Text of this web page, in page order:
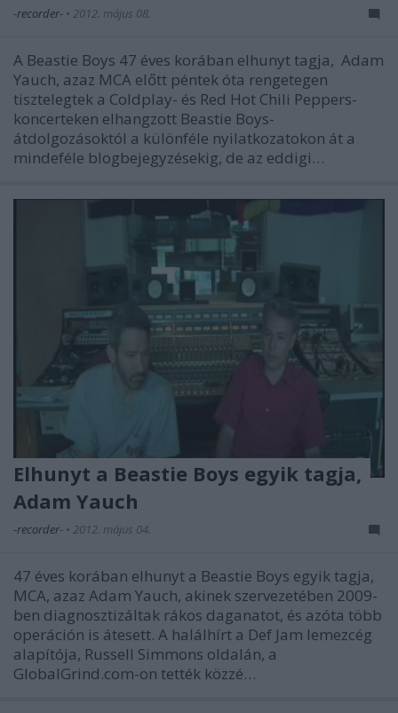
-recorder- • 2012. május 08.
A Beastie Boys 47 éves korában elhunyt tagja, Adam
Yauch, azaz MCA előtt péntek óta rengetegen
tisztelegtek a Coldplay- és Red Hot Chili Peppers-
koncerteken elhangzott Beastie Boys-
átdolgozásoktól a különféle nyilatkozatokon át a
mindeféle blogbejegyzésekig, de az eddigi…
Elhunyt a Beastie Boys egyik tagja,
Adam Yauch
-recorder- • 2012. május 04.
47 éves korában elhunyt a Beastie Boys egyik tagja,
MCA, azaz Adam Yauch, akinek szervezetében 2009-
ben diagnosztizáltak rákos daganatot, és azóta több
operáción is átesett. A halálhírt a Def Jam lemezcég
alapítója, Russell Simmons oldalán, a
GlobalGrind.com-on tették közzé…